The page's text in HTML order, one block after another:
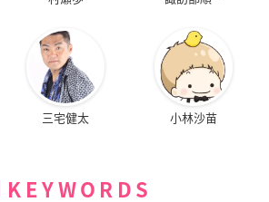
三宅健太 小林沙苗
KEYWORDS